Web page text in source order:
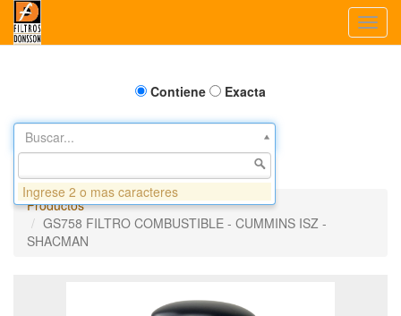
Contiene Exacta
Buscar...
Productos
GS758 FILTRO COMBUSTIBLE - CUMMINS ISZ -
SHACMAN
Ingrese 2 o mas caracteres